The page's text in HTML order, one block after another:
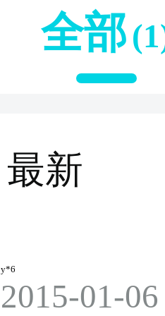
全部
最新
y*6
2015-01-06